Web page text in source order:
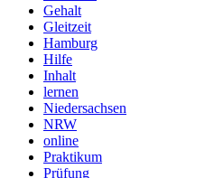
Gehalt
Gleitzeit
Hamburg
Hilfe
Inhalt
lernen
Niedersachsen
NRW
online
Praktikum
Prüfung